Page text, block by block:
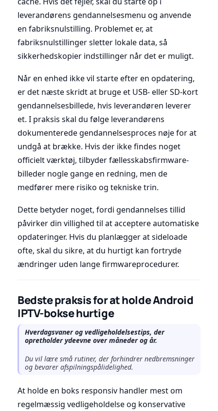
leverandørens gendannelsesmenu og anvende
en fabriksnulstilling. Problemet er, at
fabriksnulstillinger sletter lokale data, så
sikkerhedskopier indstillinger når det er muligt.
Når en enhed ikke vil starte efter en opdatering,
er det næste skridt at bruge et USB- eller SD-kort
gendannelsesbillede, hvis leverandøren leverer
et. I praksis skal du følge leverandørens
dokumenterede gendannelsesproces nøje for at
undgå at brække. Hvis der ikke findes noget
officielt værktøj, tilbyder fællesskabsfirmware-
billeder nogle gange en redning, men de
medfører mere risiko og tekniske trin.
Dette betyder noget, fordi gendannelses tillid
påvirker din villighed til at acceptere automatiske
opdateringer. Hvis du planlægger at sideloade
ofte, skal du sikre, at du hurtigt kan fortryde
ændringer uden lange firmwareprocedurer.
Bedste praksis for at holde Android
IPTV-bokse hurtige
Hverdagsvaner og vedligeholdelsestips, der
opretholder ydeevne over måneder og år.
Du vil lære små rutiner, der forhindrer nedbremsninger
og bevarer afspilningspålidelighed.
At holde en boks responsiv handler mest om
regelmæssig vedligeholdelse og konservative